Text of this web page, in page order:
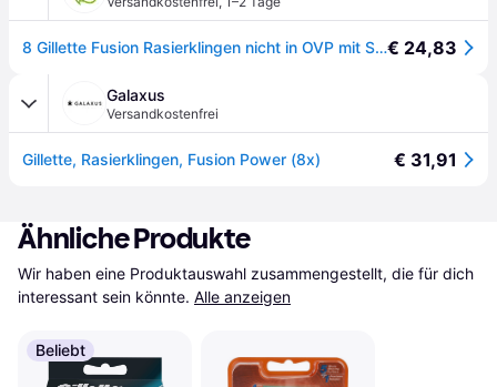
8 Gillette Fusion Rasierklingen nicht in OVP mit Seriennummer€ 24,83
Galaxus
Versandkostenfrei
Gillette, Rasierklingen, Fusion Power (8x) € 31,91
Ähnliche Produkte
Wir haben eine Produktauswahl zusammengestellt, die für dich
interessant sein könnte. Alle anzeigen
Beliebt